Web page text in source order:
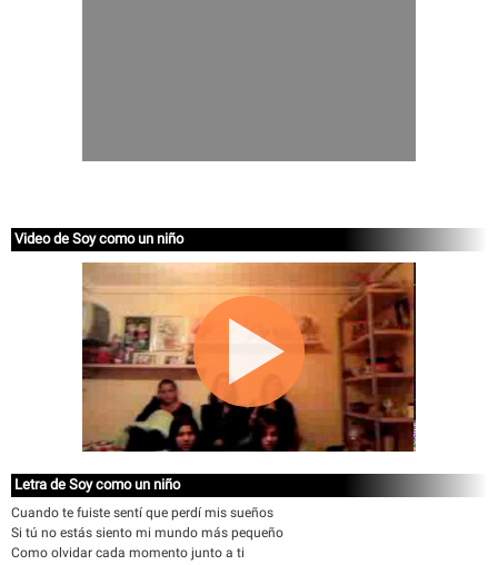
Video de Soy como un niño
Letra de Soy como un niño
Cuando te fuiste sentí que perdí mis sueños
Si tú no estás siento mi mundo más pequeño
Como olvidar cada momento junto a ti